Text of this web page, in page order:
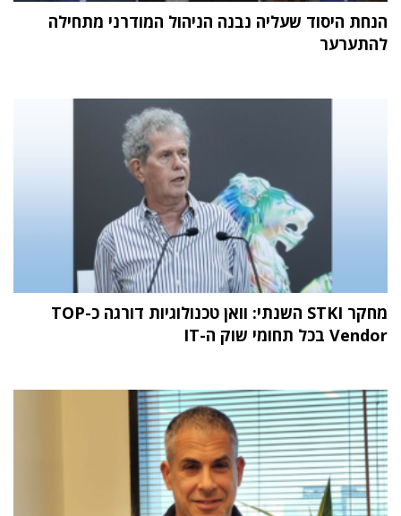
הנחת היסוד שעליה נבנה הניהול המודרני מתחילה
להתערער
מחקר STKI השנתי: וואן טכנולוגיות דורגה כ-TOP
Vendor בכל תחומי שוק ה-IT